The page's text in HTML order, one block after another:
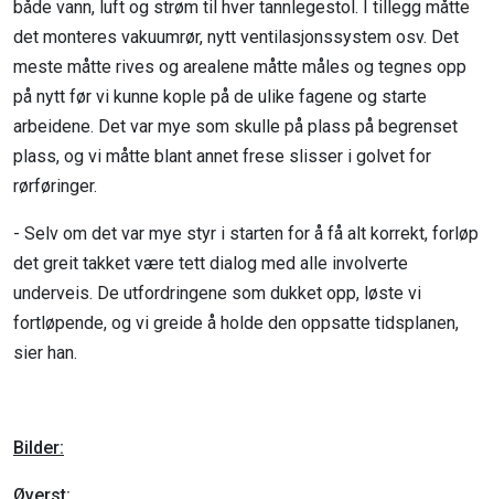
både vann, luft og strøm til hver tannlegestol. I tillegg måtte
det monteres vakuumrør, nytt ventilasjonssystem osv. Det
meste måtte rives og arealene måtte måles og tegnes opp
på nytt før vi kunne kople på de ulike fagene og starte
arbeidene. Det var mye som skulle på plass på begrenset
plass, og vi måtte blant annet frese slisser i golvet for
rørføringer.
- Selv om det var mye styr i starten for å få alt korrekt, forløp
det greit takket være tett dialog med alle involverte
underveis. De utfordringene som dukket opp, løste vi
fortløpende, og vi greide å holde den oppsatte tidsplanen,
sier han.
Bilder: